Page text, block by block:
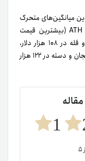
میانگین‌های متحرک
مهمی را بازیابی کرده و به‌سمت ناحیه ATH (بیشترین قیمت
تاریخ) در حال حرکت است. مقاومت دو قله در ۱۰۸ هزار دلار،
مقاومت روانی در ۱۱۰ هزار دلار و هدف فنجان و دسته در ۱۲۲ هزار
1
۵